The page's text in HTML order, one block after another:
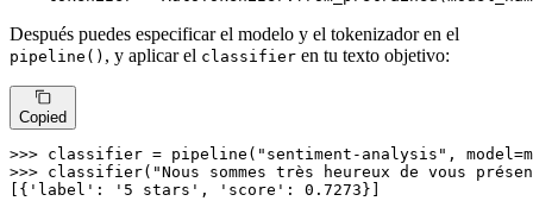
Después puedes especificar el modelo y el tokenizador en el
pipeline() , y aplicar el classifier en tu texto objetivo:
Copied
>>> classifier = pipeline( "sentiment-analysis"
>>> classifier( "Nous sommes très heureux de vous
[{ 'label' : '5 stars' , 'score' : 0.7273 }]